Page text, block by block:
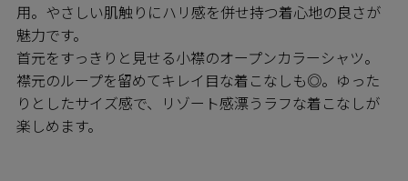
用。やさしい肌触りにハリ感を併せ持つ着心地の良さが
魅力です。
首元をすっきりと見せる小襟のオープンカラーシャツ。
襟元のループを留めてキレイ目な着こなしも◎。ゆった
りとしたサイズ感で、リゾート感漂うラフな着こなしが
楽しめます。